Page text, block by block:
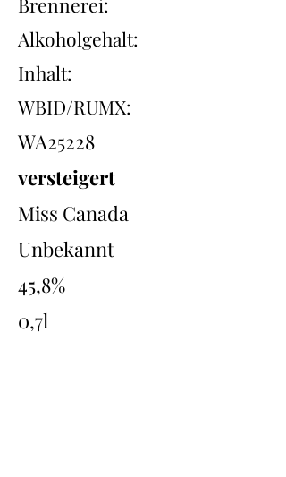
Alkoholgehalt:
Inhalt:
WBID/RUMX:
WA25228
versteigert
Miss Canada
Unbekannt
45,8%
0,7l